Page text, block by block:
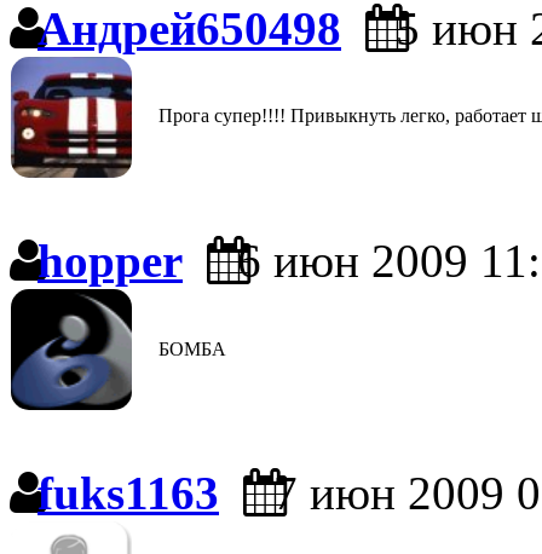
Андрей650498 5 июн
Прога супер!!!! Привыкнуть легко,
hopper 6 июн 2009
БОМБА
fuks1163 7 июн 2009